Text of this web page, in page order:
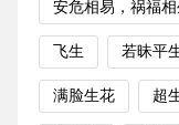
安危相易，祸福相
飞生 若昧平
满脸生花 超